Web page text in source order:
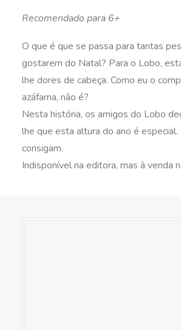
Recomendado para 6+
O que é que se passa para tantas
gostarem do Natal? Para o Lobo,
lhe dores de cabeça. Como eu o
azáfama, não é?
Nesta história, os amigos do Lobo
lhe que esta altura do ano é
consigam.
Indisponível na editora, mas à venda